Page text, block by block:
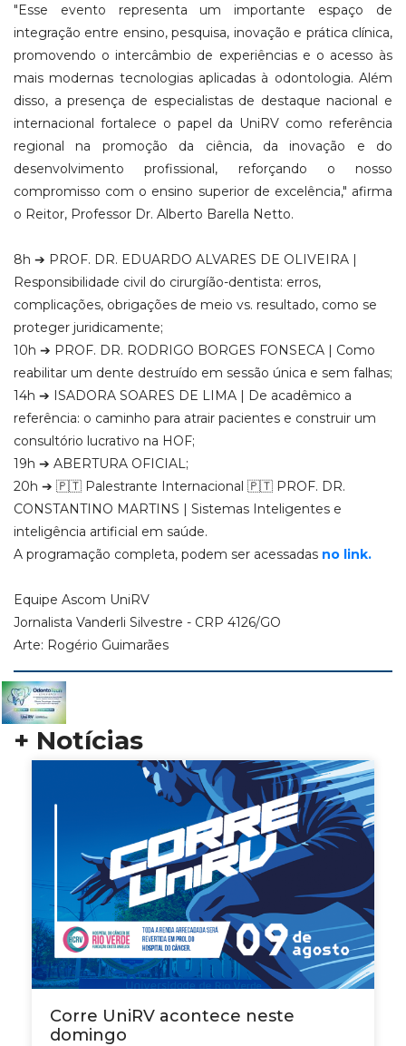
"Esse evento representa um importante espaço de
integração entre ensino, pesquisa, inovação e prática clínica,
promovendo o intercâmbio de experiências e o acesso às
mais modernas tecnologias aplicadas à odontologia. Além
disso, a presença de especialistas de destaque nacional e
internacional fortalece o papel da UniRV como referência
regional na promoção da ciência, da inovação e do
desenvolvimento profissional, reforçando o nosso
compromisso com o ensino superior de excelência," afirma
o Reitor, Professor Dr. Alberto Barella Netto.
8h ➔ PROF. DR. EDUARDO ALVARES DE OLIVEIRA |
Responsibilidade civil do cirurgíão-dentista: erros,
complicações, obrigações de meio vs. resultado, como se
proteger juridicamente;
10h ➔ PROF. DR. RODRIGO BORGES FONSECA | Como
reabilitar um dente destruído em sessão única e sem falhas;
14h ➔ ISADORA SOARES DE LIMA | De acadêmico a
referência: o caminho para atrair pacientes e construir um
consultório lucrativo na HOF;
19h ➔ ABERTURA OFICIAL;
20h ➔ 🇵🇹 Palestrante Internacional 🇵🇹 PROF. DR.
CONSTANTINO MARTINS | Sistemas Inteligentes e
inteligência artificial em saúde.
A programação completa, podem ser acessadas no link.
Equipe Ascom UniRV
Jornalista Vanderli Silvestre - CRP 4126/GO
Arte: Rogério Guimarães
+ Notícias
Corre UniRV acontece neste
domingo